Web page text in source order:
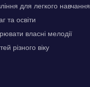
для легкого навчання
та освіти
власні мелодії
різного віку